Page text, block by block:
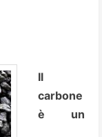
Il
carbone
è un